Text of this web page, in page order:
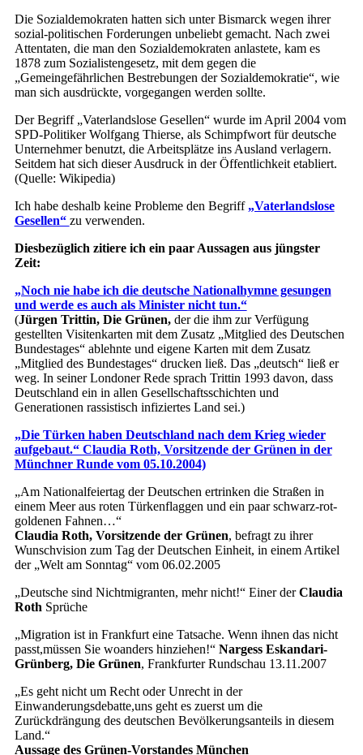
Die Sozialdemokraten hatten sich unter Bismarck wegen ihrer
sozial-politischen Forderungen unbeliebt gemacht. Nach zwei
Attentaten, die man den Sozialdemokraten anlastete, kam es
1878 zum Sozialistengesetz, mit dem gegen die
„Gemeingefährlichen Bestrebungen der Sozialdemokratie“, wie
man sich ausdrückte, vorgegangen werden sollte.
Der Begriff „Vaterlandslose Gesellen“ wurde im April 2004 vom
SPD-Politiker Wolfgang Thierse, als Schimpfwort für deutsche
Unternehmer benutzt, die Arbeitsplätze ins Ausland verlagern.
Seitdem hat sich dieser Ausdruck in der Öffentlichkeit etabliert.
(Quelle: Wikipedia)
Ich habe deshalb keine Probleme den Begriff „Vaterlandslose
Gesellen“ zu verwenden.
Diesbezüglich zitiere ich ein paar Aussagen aus jüngster
Zeit:
„Noch nie habe ich die deutsche Nationalhymne gesungen
und werde es auch als Minister nicht tun.“
(Jürgen Trittin, Die Grünen,der die ihm zur Verfügung
gestellten Visitenkarten mit dem Zusatz „Mitglied des Deutschen
Bundestages“ ablehnte und eigene Karten mit dem Zusatz
„Mitglied des Bundestages“ drucken ließ. Das „deutsch“ ließ er
weg. In seiner Londoner Rede sprach Trittin 1993 davon, dass
Deutschland ein in allen Gesellschaftsschichten und
Generationen rassistisch infiziertes Land sei.)
„Die Türken haben Deutschland nach dem Krieg wieder
aufgebaut.“ Claudia Roth, Vorsitzende der Grünen in der
Münchner Runde vom 05.10.2004)
„Am Nationalfeiertag der Deutschen ertrinken die Straßen in
einem Meer aus roten Türkenflaggen und ein paar schwarz-rot-
goldenen Fahnen…“
Claudia Roth, Vorsitzende der Grünen, befragt zu ihrer
Wunschvision zum Tag der Deutschen Einheit, in einem Artikel
der „Welt am Sonntag“ vom 06.02.2005
„Deutsche sind Nichtmigranten, mehr nicht!“ Einer derClaudia
Roth Sprüche
„Migration ist in Frankfurt eine Tatsache. Wenn ihnen das nicht
passt,müssen Sie woanders hinziehen!“ Nargess Eskandari-
Grünberg, Die Grünen, Frankfurter Rundschau 13.11.2007
„Es geht nicht um Recht oder Unrecht in der
Einwanderungsdebatte,uns geht es zuerst um die
Zurückdrängung des deutschen Bevölkerungsanteils in diesem
Land.“
Aussage des Grünen-Vorstandes München